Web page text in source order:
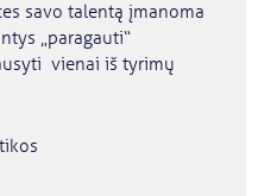
savo talentą įmanoma
„paragauti“
vienai iš tyrimų